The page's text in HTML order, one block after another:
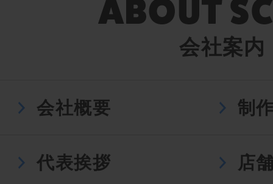
会社案内
会社概要 制
代表挨拶 店